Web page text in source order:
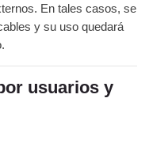
En tales casos, se
y su uso quedará
usuarios y